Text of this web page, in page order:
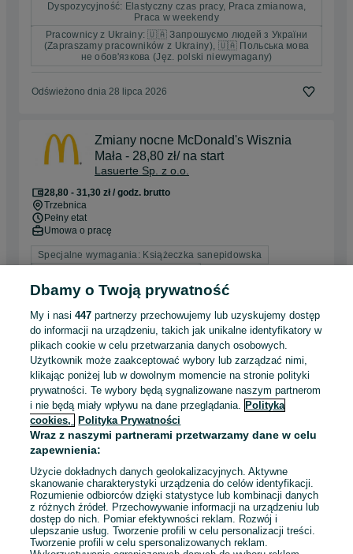
Dyspozycyjność: Elastyczny czas pracy, Praca zmianowa,
Praca w weekendy
Pracownicy z Ukrainy: 🇺🇦 Запрошуємо людей з України
(Zapraszamy pracowników z Ukrainy), 🇺🇦 Польська мова
не обов'язкова (Jęz. polski niewymagany)
Odświeżono dnia 28 lipca 2026
Zmiany nocne McDonald's Wisznia
Mała - 28,80 zł/ na start
Lasuerte Sp. z o.o.
28,80 - 31,30 zł / godz. brutto
Trzebnica
Pełny etat
Umowa o pracę
Specjalne wymagania: Książeczka sanepidowska
Dyspozycyjność: Elastyczny czas pracy, Praca zmianowa
Odświeżono dnia 23 lipca 2026
Pracownik/ca restauracji McDonald's
MOP Wisznia - 28,80 zł/h na start
Lasuerte Sp. z o.o.
28,80 - 31,30 zł / godz. brutto
Trzebnica
Pełny etat
Umowa o pracę
Specjalne wymagania: Książeczka sanepidowska
Doświadczenie nie jest wymagane
Dyspozycyjność: Elastyczny czas pracy, Praca zmianowa,
Praca w weekendy
Dbamy o Twoją prywatność
My i nasi447 partnerzy przechowujemy lub uzyskujemy dostęp
do informacji na urządzeniu, takich jak unikalne identyfikatory w
plikach cookie w celu przetwarzania danych osobowych.
Użytkownik może zaakceptować wybory lub zarządzać nimi,
klikając poniżej lub w dowolnym momencie na stronie polityki
prywatności. Te wybory będą sygnalizowane naszym partnerom
i nie będą miały wpływu na dane przeglądania. Polityka
cookies,
Polityka Prywatności
Wraz z naszymi partnerami przetwarzamy dane w celu
zapewnienia:
Użycie dokładnych danych geolokalizacyjnych. Aktywne
skanowanie charakterystyki urządzenia do celów identyfikacji.
Rozumienie odbiorców dzięki statystyce lub kombinacji danych
z różnych źródeł. Przechowywanie informacji na urządzeniu lub
dostęp do nich. Pomiar efektywności reklam. Rozwój i
ulepszanie usług. Tworzenie profili w celu personalizacji treści.
Tworzenie profili w celu spersonalizowanych reklam.